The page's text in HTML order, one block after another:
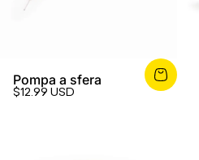
Pompa a sfera
$12.99 USD